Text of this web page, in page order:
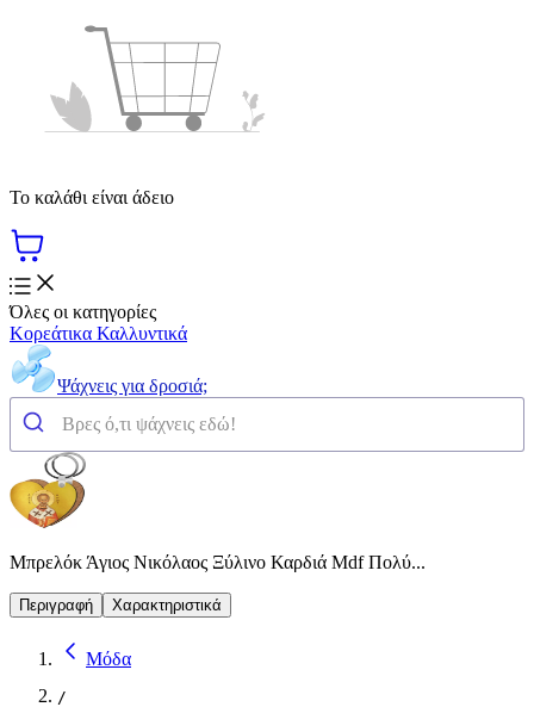
Το καλάθι είναι άδειο
Όλες οι κατηγορίες
Κορεάτικα Καλλυντικά
Ψάχνεις για δροσιά;
Μπρελόκ Άγιος Νικόλαος Ξύλινο Καρδιά Mdf Πολύ...
Περιγραφή Χαρακτηριστικά
Μόδα
/